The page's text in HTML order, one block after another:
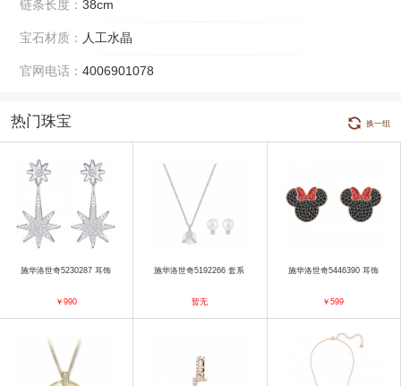
链条长度： 38cm
宝石材质： 人工水晶
官网电话： 4006901078
热门珠宝 换一组
施华洛世奇5230287 耳饰
￥990
施华洛世奇5192266 套系
暂无
施华洛世奇5446390 耳饰
￥599